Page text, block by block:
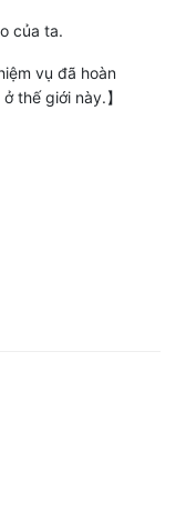
của ta.
vụ đã hoàn
thế giới này.】